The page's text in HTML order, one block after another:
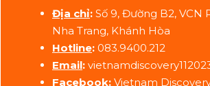
Địa chỉ: Số 9, Đường B2, VCN
Nha Trang, Khánh Hòa
Hotline: 083.9400.212
Email:
Facebook: Vietnam